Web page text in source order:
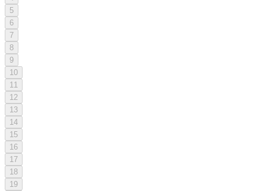
5
6
7
8
9
10
11
12
13
14
15
16
17
18
19